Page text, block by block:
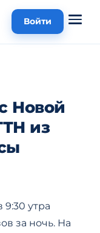
Войти
Новой
из
утра
за ночь. На